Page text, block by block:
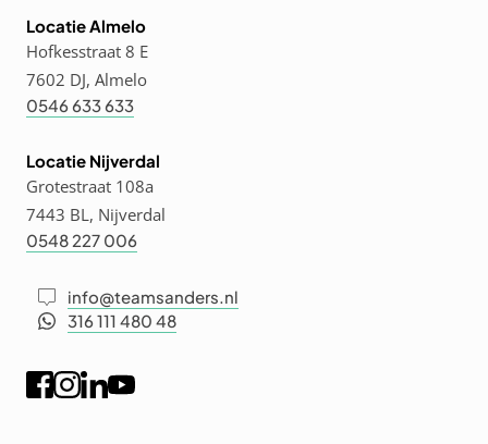
Locatie Almelo
Hofkesstraat 8 E
7602 DJ, Almelo
0546 633 633
Locatie Nijverdal
Grotestraat 108a
7443 BL, Nijverdal
0548 227 006
info@teamsanders.nl
316 111 480 48